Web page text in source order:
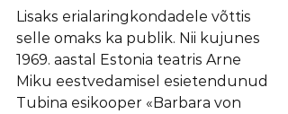
Lisaks erialaringkondadele võttis
selle omaks ka publik. Nii kujunes
1969. aastal Estonia teatris Arne
Miku eestvedamisel esietendunud
Tubina esikooper «Barbara von